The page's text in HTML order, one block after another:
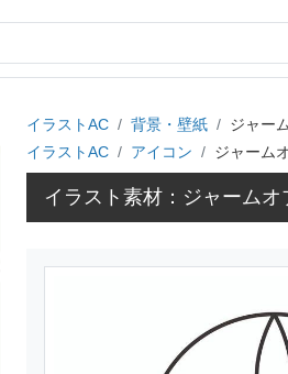
イラストAC 背景・壁紙
ジャー
イラストAC
アイコン ジャーム
イラスト素材：ジャーム